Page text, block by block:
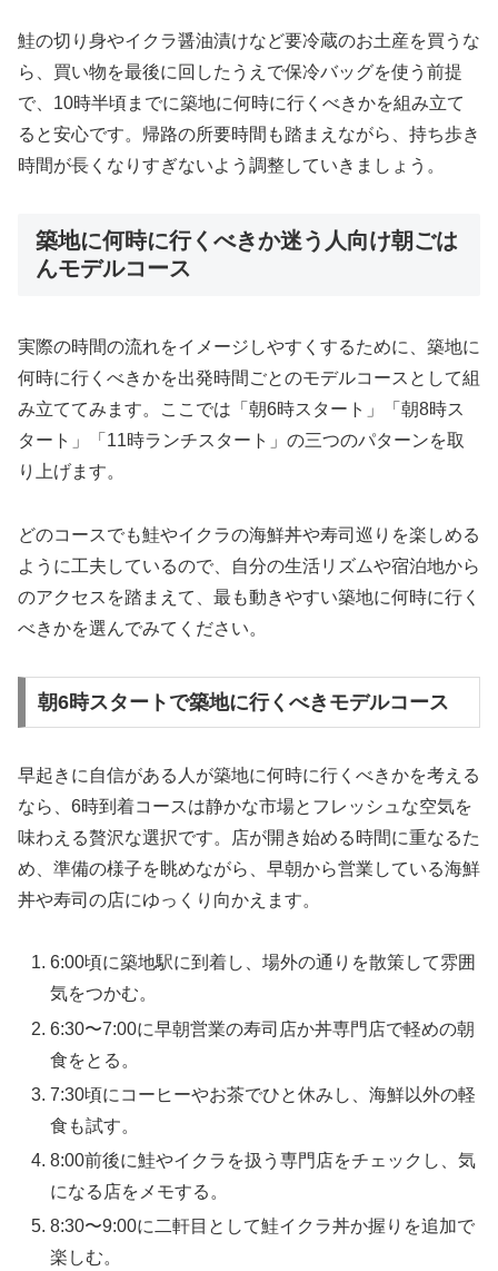
鮭の切り身やイクラ醤油漬けなど要冷蔵のお土産を買うな
ら、買い物を最後に回したうえで保冷バッグを使う前提
で、10時半頃までに築地に何時に行くべきかを組み立て
ると安心です。帰路の所要時間も踏まえながら、持ち歩き
時間が長くなりすぎないよう調整していきましょう。
築地に何時に行くべきか迷う人向け朝ごは
んモデルコース
実際の時間の流れをイメージしやすくするために、築地に
何時に行くべきかを出発時間ごとのモデルコースとして組
み立ててみます。ここでは「朝6時スタート」「朝8時ス
タート」「11時ランチスタート」の三つのパターンを取
り上げます。
どのコースでも鮭やイクラの海鮮丼や寿司巡りを楽しめる
ように工夫しているので、自分の生活リズムや宿泊地から
のアクセスを踏まえて、最も動きやすい築地に何時に行く
べきかを選んでみてください。
朝6時スタートで築地に行くべきモデルコース
早起きに自信がある人が築地に何時に行くべきかを考える
なら、6時到着コースは静かな市場とフレッシュな空気を
味わえる贅沢な選択です。店が開き始める時間に重なるた
め、準備の様子を眺めながら、早朝から営業している海鮮
丼や寿司の店にゆっくり向かえます。
6:00頃に築地駅に到着し、場外の通りを散策して雰囲
気をつかむ。
6:30〜7:00に早朝営業の寿司店か丼専門店で軽めの朝
食をとる。
7:30頃にコーヒーやお茶でひと休みし、海鮮以外の軽
食も試す。
8:00前後に鮭やイクラを扱う専門店をチェックし、気
になる店をメモする。
8:30〜9:00に二軒目として鮭イクラ丼か握りを追加で
楽しむ。